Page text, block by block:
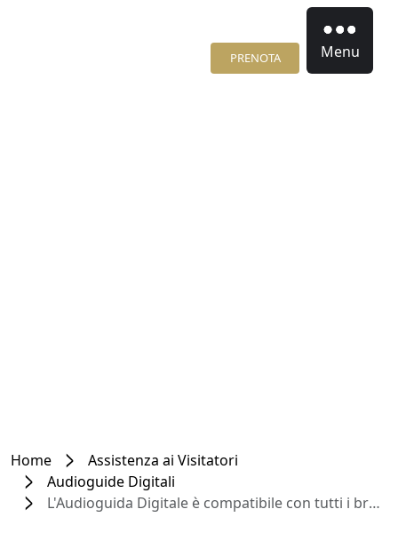
PRENOTA Menu
Home
Assistenza ai Visitatori
Audioguide Digitali
L'Audioguida Digitale è compatibile con tutti i browser web?